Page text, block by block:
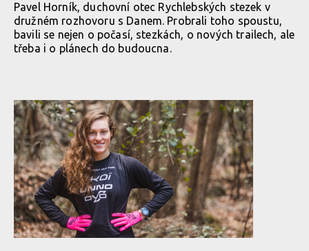
Pavel Horník, duchovní otec Rychlebských stezek v
družném rozhovoru s Danem. Probrali toho spoustu,
bavili se nejen o počasí, stezkách, o nových trailech, ale
třeba i o plánech do budoucna.